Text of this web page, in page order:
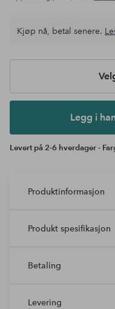
Legg i
Kjøp nå, betal senere.
Legg i
Levert på 2-6 hverdager -
Produktinformasjon
Produkt spesifikasjon
Betaling
Levering